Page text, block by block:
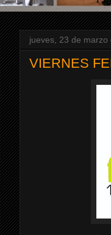
jueves, 23 de marzo
VIERNES